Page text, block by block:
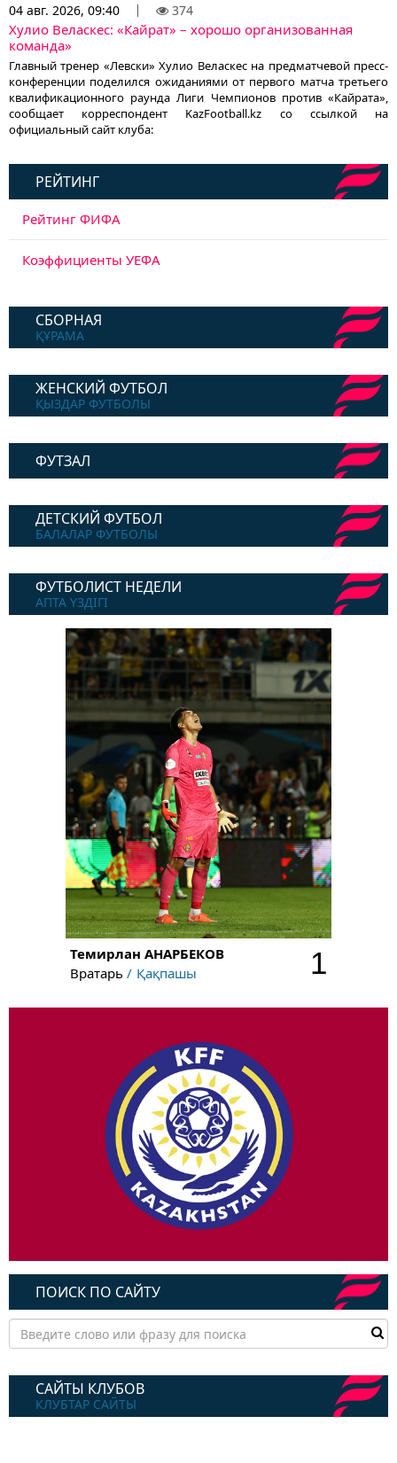
04 авг. 2026, 09:40 374
Хулио Веласкес: «Кайрат» – хорошо организованная
команда»
Главный тренер «Левски» Хулио Веласкес на предматчевой пресс-
конференции поделился ожиданиями от первого матча третьего
квалификационного раунда Лиги Чемпионов против «Кайрата»,
сообщает корреспондент KazFootball.kz со ссылкой на
официальный сайт клуба:
РЕЙТИНГ
Рейтинг ФИФА
Коэффициенты УЕФА
СБОРНАЯ
ҚҰРАМА
ЖЕНСКИЙ ФУТБОЛ
ҚЫЗДАР ФУТБОЛЫ
ФУТЗАЛ
ДЕТСКИЙ ФУТБОЛ
БАЛАЛАР ФУТБОЛЫ
ФУТБОЛИСТ НЕДЕЛИ
АПТА ҮЗДІГІ
Темирлан АНАРБЕКОВ
Вратарь
Қақпашы 1
ПОИСК ПО САЙТУ
САЙТЫ КЛУБОВ
КЛУБТАР САЙТЫ